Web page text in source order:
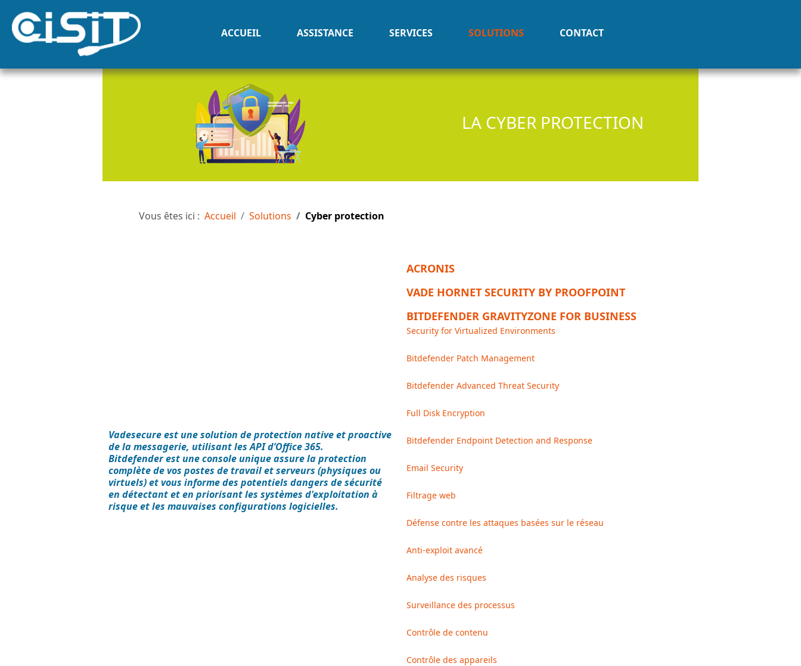
ACCUEIL ASSISTANCE SERVICES SOLUTIONS CONTACT
LA CYBER PROTECTION
Vous êtes ici : Accueil Solutions Cyber protection
Vadesecure est une solution de protection native et proactive
de la messagerie, utilisant les API d’Office 365.
Bitdefender est une console unique assure la protection
complète de vos postes de travail et serveurs (physiques ou
virtuels) et vous informe des potentiels dangers de sécurité
en détectant et en priorisant les systèmes d'exploitation à
risque et les mauvaises configurations logicielles.
ACRONIS
VADE HORNET SECURITY BY PROOFPOINT
BITDEFENDER GRAVITYZONE FOR BUSINESS
Security for Virtualized Environments
Bitdefender Patch Management
Bitdefender Advanced Threat Security
Full Disk Encryption
Bitdefender Endpoint Detection and Response
Email Security
Filtrage web
Défense contre les attaques basées sur le réseau
Anti-exploit avancé
Analyse des risques
Surveillance des processus
Contrôle de contenu
Contrôle des appareils